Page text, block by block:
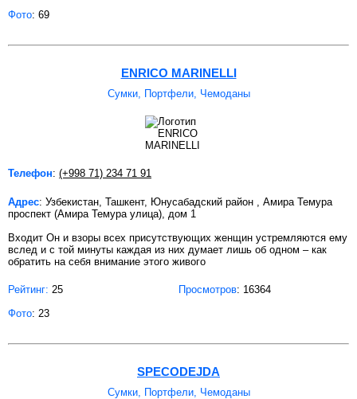
Фото: 69
ENRICO MARINELLI
Сумки, Портфели, Чемоданы
Телефон: (+998 71) 234 71 91
Адрес: Узбекистан, Ташкент, Юнусабадский район , Амира Темура
проспект (Амира Темура улица), дом 1
Входит Он и взоры всех присутствующих женщин устремляются ему
вслед и с той минуты каждая из них думает лишь об одном – как
обратить на себя внимание этого живого
Рейтинг: 25 Просмотров: 16364
Фото: 23
SPECODEJDA
Сумки, Портфели, Чемоданы